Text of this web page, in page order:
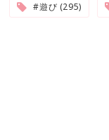
#遊び (295)